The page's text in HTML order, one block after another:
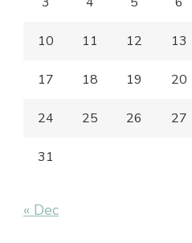
10 11 12 13
17 18 19 20
24 25 26 27
31
« Dec